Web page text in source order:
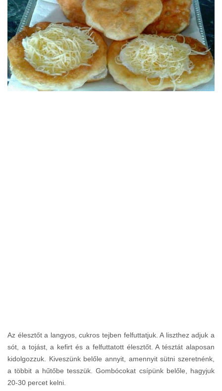
Az élesztőt a langyos, cukros tejben felfuttatjuk. A liszthez adjuk a
sót, a tojást, a kefirt és a felfuttatott élesztőt. A tésztát alaposan
kidolgozzuk. Kiveszünk belőle annyit, amennyit sütni szeretnénk,
a többit a hűtőbe tesszük. Gombócokat csípünk belőle, hagyjuk
20-30 percet kelni.